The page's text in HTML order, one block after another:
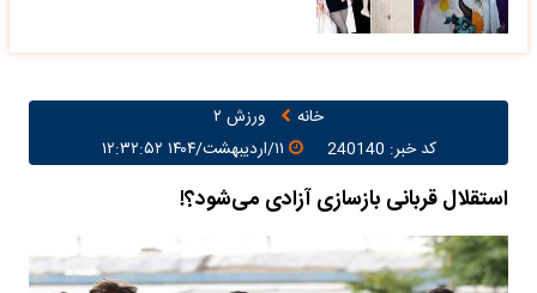
خانه
ورزش ۲
کد خبر: 240140
استقلال قربانی بازسازی آزادی می‌شود؟!